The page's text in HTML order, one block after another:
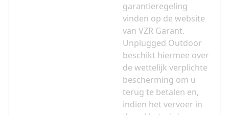
garantieregeling
vinden op de website
van VZR Garant.
Unplugged Outdoor
beschikt hiermee over
de wettelijk verplichte
bescherming om u
terug te betalen en,
indien het vervoer in